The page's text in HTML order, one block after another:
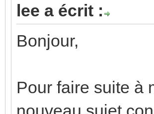
lee a écrit :
Bonjour,
Pour faire suite à